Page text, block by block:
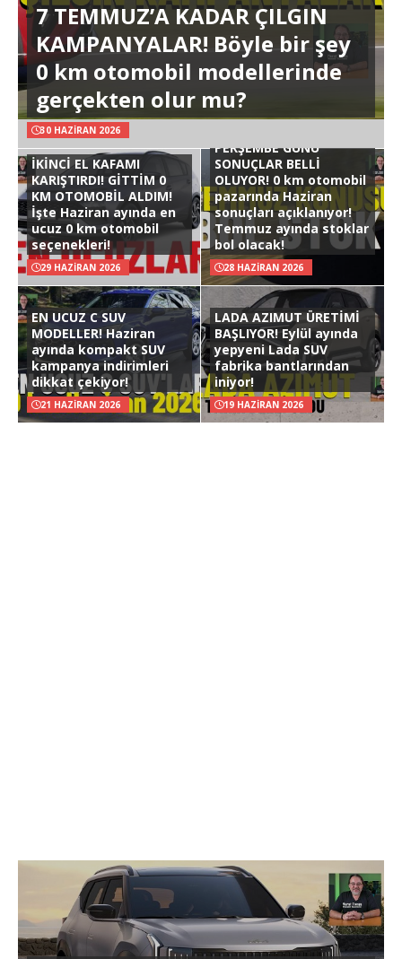
7 TEMMUZ’A KADAR ÇILGIN
KAMPANYALAR! Böyle bir şey
0 km otomobil modellerinde
gerçekten olur mu?
30 HAZIRAN 2026
İKİNCİ EL KAFAMI
KARIŞTIRDI! GİTTİM 0
KM OTOMOBİL ALDIM!
İşte Haziran ayında en
ucuz 0 km otomobil
seçenekleri!
29 HAZIRAN 2026
PERŞEMBE GÜNÜ
SONUÇLAR BELLİ
OLUYOR! 0 km otomobil
pazarında Haziran
sonuçları açıklanıyor!
Temmuz ayında stoklar
bol olacak!
28 HAZIRAN 2026
EN UCUZ C SUV
MODELLER! Haziran
ayında kompakt SUV
kampanya indirimleri
dikkat çekiyor!
21 HAZIRAN 2026
LADA AZIMUT ÜRETİMİ
BAŞLIYOR! Eylül ayında
yepyeni Lada SUV
fabrika bantlarından
iniyor!
19 HAZIRAN 2026